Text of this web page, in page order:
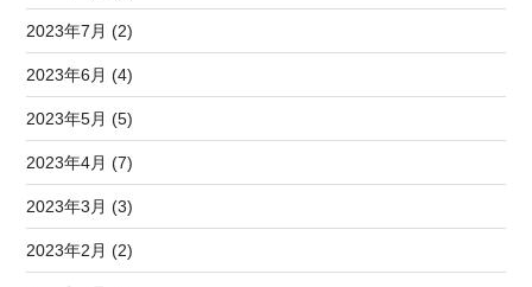
2023年7月 (2)
2023年6月 (4)
2023年5月 (5)
2023年4月 (7)
2023年3月 (3)
2023年2月 (2)